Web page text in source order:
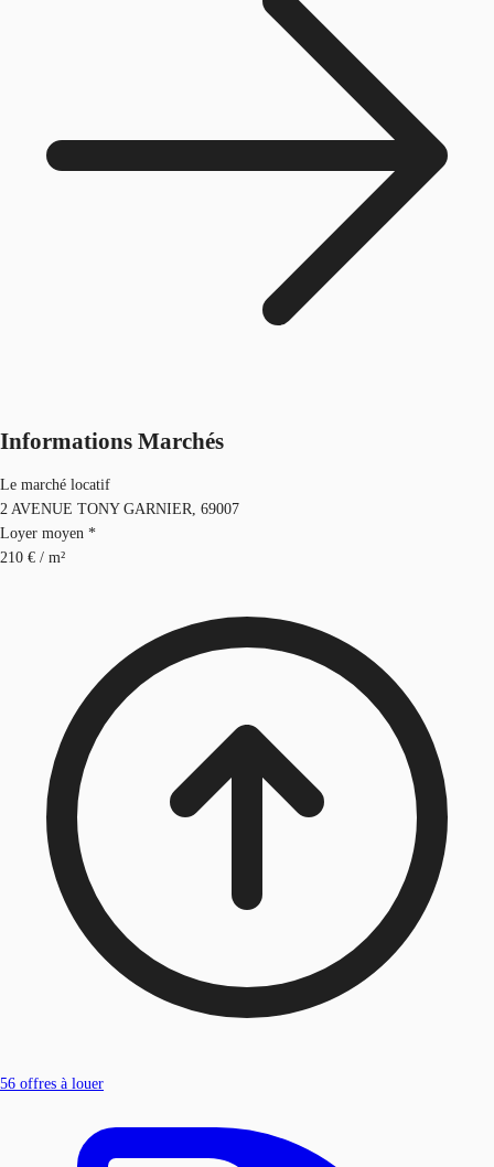
Informations Marchés
Le marché locatif
2 AVENUE TONY GARNIER, 69007
Loyer moyen *
210 € / m²
56 offres à louer